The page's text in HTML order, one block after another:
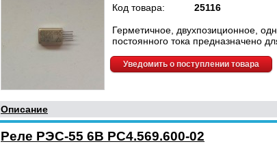
Код товара:
25116
Герметичное, двухпозиционное,
постоянного тока предназначено
Уведомить о поступлении товара
Описание
Реле РЭС-55 6В РС4.569.600-02